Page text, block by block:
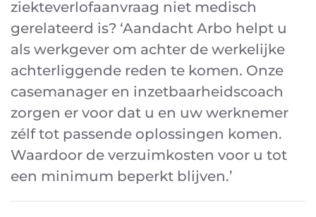
ziekteverlofaanvraag niet medisch
gerelateerd is? ‘Aandacht Arbo helpt u
als werkgever om achter de werkelijke
achterliggende reden te komen. Onze
casemanager en inzetbaarheidscoach
zorgen er voor dat u en uw werknemer
zélf tot passende oplossingen komen.
Waardoor de verzuimkosten voor u tot
een minimum beperkt blijven.’